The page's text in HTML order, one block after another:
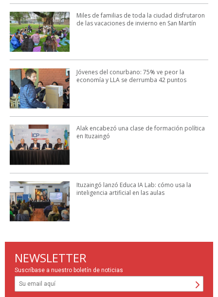
Miles de familias de toda la ciudad disfrutaron
de las vacaciones de invierno en San Martín
Jóvenes del conurbano: 75% ve peor la
economía y LLA se derrumba 42 puntos
Alak encabezó una clase de formación política
en Ituzaingó
Ituzaingó lanzó Educa IA Lab: cómo usa la
inteligencia artificial en las aulas
NEWSLETTER
Suscríbase a nuestro boletín de noticias